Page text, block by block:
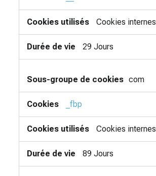
Cookies internes
29 Jours
com
_fbp
Cookies internes
89 Jours